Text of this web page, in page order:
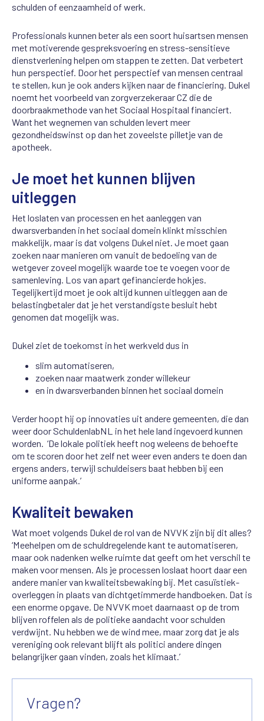
schulden of eenzaamheid of werk.
Professionals kunnen beter als een soort huisartsen mensen
met motiverende gespreksvoering en stress-sensitieve
dienstverlening helpen om stappen te zetten. Dat verbetert
hun perspectief. Door het perspectief van mensen centraal
te stellen, kun je ook anders kijken naar de financiering. Dukel
noemt het voorbeeld van zorgverzekeraar CZ die de
doorbraakmethode van het Sociaal Hospitaal financiert.
Want het wegnemen van schulden levert meer
gezondheidswinst op dan het zoveelste pilletje van de
apotheek.
Je moet het kunnen blijven
uitleggen
Het loslaten van processen en het aanleggen van
dwarsverbanden in het sociaal domein klinkt misschien
makkelijk, maar is dat volgens Dukel niet. Je moet gaan
zoeken naar manieren om vanuit de bedoeling van de
wetgever zoveel mogelijk waarde toe te voegen voor de
samenleving. Los van apart gefinancierde hokjes.
Tegelijkertijd moet je ook altijd kunnen uitleggen aan de
belastingbetaler dat je het verstandigste besluit hebt
genomen dat mogelijk was.
Dukel ziet de toekomst in het werkveld dus in
slim automatiseren,
zoeken naar maatwerk zonder willekeur
en in dwarsverbanden binnen het sociaal domein
Verder hoopt hij op innovaties uit andere gemeenten, die dan
weer door SchuldenlabNL in het hele land ingevoerd kunnen
worden. ‘De lokale politiek heeft nog weleens de behoefte
om te scoren door het zelf net weer even anders te doen dan
ergens anders, terwijl schuldeisers baat hebben bij een
uniforme aanpak.’
Kwaliteit bewaken
Wat moet volgends Dukel de rol van de NVVK zijn bij dit alles?
‘Meehelpen om de schuldregelende kant te automatiseren,
maar ook nadenken welke ruimte dat geeft om het verschil te
maken voor mensen. Als je processen loslaat hoort daar een
andere manier van kwaliteitsbewaking bij. Met casuïstiek-
overleggen in plaats van dichtgetimmerde handboeken. Dat is
een enorme opgave. De NVVK moet daarnaast op de trom
blijven roffelen als de politieke aandacht voor schulden
verdwijnt. Nu hebben we de wind mee, maar zorg dat je als
vereniging ook relevant blijft als politici andere dingen
belangrijker gaan vinden, zoals het klimaat.’
Vragen?